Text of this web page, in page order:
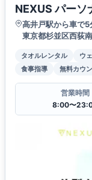
NEXUS パーソ
高井戸駅から車で5
東京都杉並区西荻
タオルレンタル ウ
食事指導
無料カウ
営業時間
8:00〜